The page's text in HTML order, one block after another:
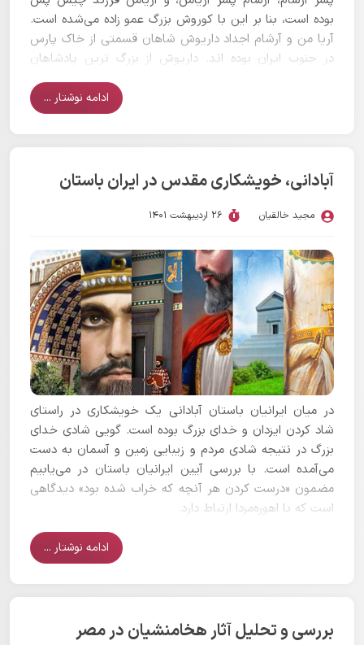
بوده است، بنا بر این با کوروش بزرگ عمو زاده می‌شده است.
آریا من و آرشام اجداد داریوش شاهان قسمتی از خاک پارس
در جنوب ایران بوده اند. داریوش از بزرگ ترین پادشاهان
تاریخ ایران است. وی برای اداره امور شاهنشاهی پهناور
هخامنشی و وصول مالیات‌ها تشکیلات صحیح و مرتبی ایجاد
کرد که تا آن زمان بی‌سابقه بود. راه‌های مهم، چاپار سریع
السیر، ضرب سکه‌ای به نام دریک، احداث کاخ‌های مجلل در
دوم).
ادامه نوشتار ...
آبادانی، خویشکاری مقدس در ایران باستان
مجید خالقیان 26 اردیبهشت 1401
در میان ایرانیان باستان آبادانی یک خویشکاری در راستای
شاد کردن ایزدان و خدای بزرگ بوده است. گویی شادی خدای
بزرگ در نتیجه شادی مردم و زیبایی زمین و آسمان به دست
می‌آمده است. با بررسی آیین ایرانیان باستان در می‌یابیم
مضمون «درست کردن هر آنچه که خراب شده بود» دیدگاهی
است که با اهوره‌مزدا ارتباط دارد.
ادامه نوشتار ...
بررسی و تحلیل آثار هخامنشیان در مصر